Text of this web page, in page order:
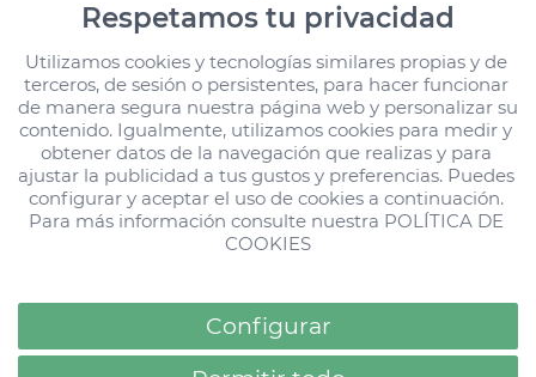
Loading...
genießen und abzuschalten!
Abenteuer und Spaß als Paar
Respetamos tu privacidad
Utilizamos cookies y tecnologías similares propias y de
terceros, de sesión o persistentes, para hacer funcionar
de manera segura nuestra página web y personalizar su
contenido. Igualmente, utilizamos cookies para medir y
obtener datos de la navegación que realizas y para
ajustar la publicidad a tus gustos y preferencias. Puedes
configurar y aceptar el uso de cookies a continuación.
Para más información consulte nuestra POLÍTICA DE
COOKIES
Configurar